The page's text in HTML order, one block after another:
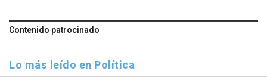
Contenido patrocinado
Lo más leído en Política